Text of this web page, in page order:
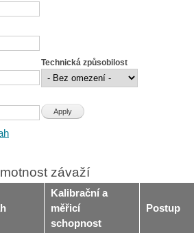
Technická způsobilost
závaží
Kalibrační a
měřicí
schopnost
Postup